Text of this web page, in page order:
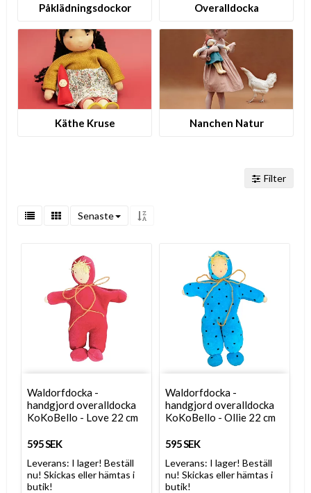
P­å­k­l­ä­d­n­i­n­g­s­d­o­c­k­o­r Overalldocka
Käthe Kruse Nanchen Natur
Filter
Senaste
Waldorfdocka -
handgjord overalldocka
KoKoBello - Love 22 cm
595 SEK
Leverans: I lager! Beställ
nu! Skickas eller hämtas i
butik!
Waldorfdocka -
handgjord overalldocka
KoKoBello - Ollie 22 cm
595 SEK
Leverans: I lager! Beställ
nu! Skickas eller hämtas i
butik!